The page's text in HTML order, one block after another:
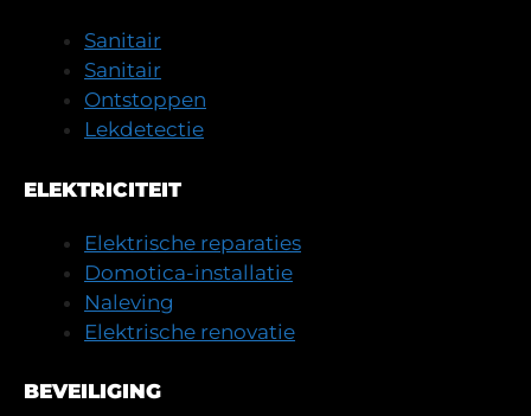
Sanitair
Sanitair
Ontstoppen
Lekdetectie
ELEKTRICITEIT
Elektrische reparaties
Domotica-installatie
Naleving
Elektrische renovatie
BEVEILIGING